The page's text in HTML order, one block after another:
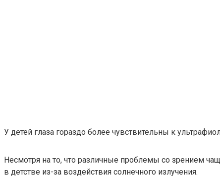
У детей глаза гораздо более чувствительны к
Несмотря на то, что различные проблемы со зрением
в детстве из-за воздействия солнечного излучения.